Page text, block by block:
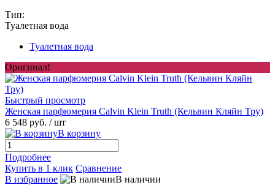
Тип:
Туалетная вода
Туалетная вода
Оригинал!
Быстрый просмотр
Женская парфюмерия Calvin Klein Truth (Кельвин Кляйн Тру)
6 548 руб. / шт
В корзину
Подробнее
Купить в 1 клик Сравнение
В избранное
В наличии